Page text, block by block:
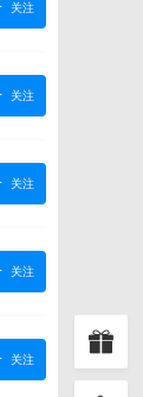
关注
关注
关注
关注
关注